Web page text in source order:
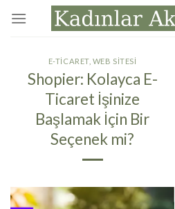
atla
E-TICARET, WEB SITESI
Shopier: Kolayca E-
Ticaret İşinize
Başlamak İçin Bir
Seçenek mi?